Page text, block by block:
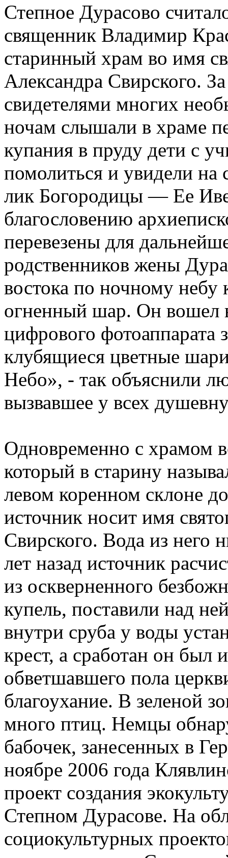
Степное Дурасово
священник Владимир
старинный храм во имя
Александра Свирского.
свидетелями многих
ночам слышали в храме
купания в пруду дети с
помолиться и увидели на
лик Богородицы — Ее
благословению
перевезены для
родственников жены
востока по ночному
огненный шар. Он вошел
цифрового фотоаппарата
клубящиеся цветные
Небо», - так объяснили
вызвавшее у всех
Одновременно с храмом
который в старину
левом коренном склоне
источник носит имя
Свирского. Вода из него
лет назад источник
из оскверненного
купель, поставили над
внутри сруба у воды
крест, а сработан он был
обветшавшего пола
благоухание. В зеленой
много птиц. Немцы
бабочек, занесенных в
ноябре 2006 года
проект создания
Степном Дурасове. На
социокультурных